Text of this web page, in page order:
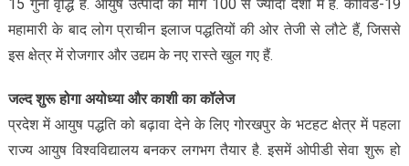
15 गुना वृद्धि है. आयुष उत्पादों की मांग 100 से ज्यादा देशों में है. कोविड-19
महामारी के बाद लोग प्राचीन इलाज पद्धतियों की ओर तेजी से लौटे हैं, जिससे
इस क्षेत्र में रोजगार और उद्यम के नए रास्ते खुल गए हैं.
जल्द शुरू होगा अयोध्या और काशी का कॉलेज
प्रदेश में आयुष पद्धति को बढ़ावा देने के लिए गोरखपुर के भटहट क्षेत्र में पहला
राज्य आयुष विश्वविद्यालय बनकर लगभग तैयार है. इसमें ओपीडी सेवा शुरू हो